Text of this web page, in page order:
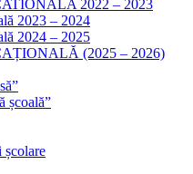
2022 – 2023
2023 – 2024
2024 – 2025
(2025 – 2026)
școală”
școlare